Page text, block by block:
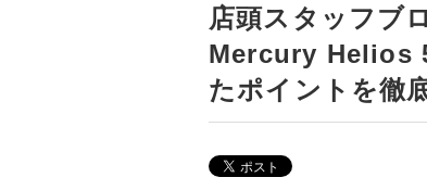
店頭スタッフブ
Mercury Helios
たポイントを徹